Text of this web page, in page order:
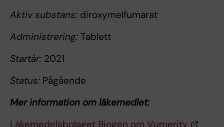
Aktiv substans: diroxymelfumarat
Administrering: Tablett
Startår: 2021
Status: Pågående
Mer information om läkemedlet:
Läkemedelsbolaget Biogen om Vumerity